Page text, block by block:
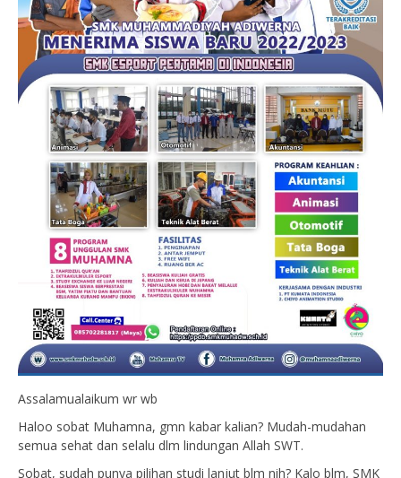
Assalamualaikum wr wb
Haloo sobat Muhamna, gmn kabar kalian? Mudah-mudahan
semua sehat dan selalu dlm lindungan Allah SWT.
Sobat, sudah punya pilihan studi lanjut blm nih? Kalo blm, SMK